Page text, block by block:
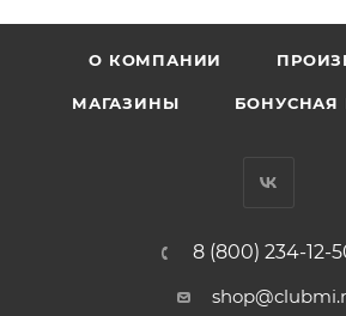
О КОМПАНИИ
МАГАЗИНЫ БОНУСНАЯ
8 (800) 234-12-